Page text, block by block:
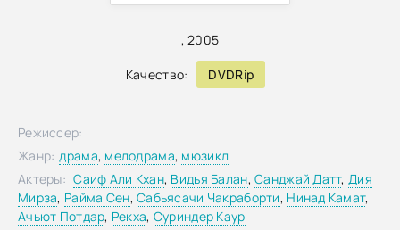
,2005
Качество: DVDRip
Режиссер:
Жанр: драма, мелодрама, мюзикл
Актеры: Саиф Али Кхан, Видья Балан,Санджай Датт,Дия
Мирза, Райма Сен,Сабьясачи Чакраборти, Нинад Камат,
Ачьют Потдар, Рекха, Суриндер Каур